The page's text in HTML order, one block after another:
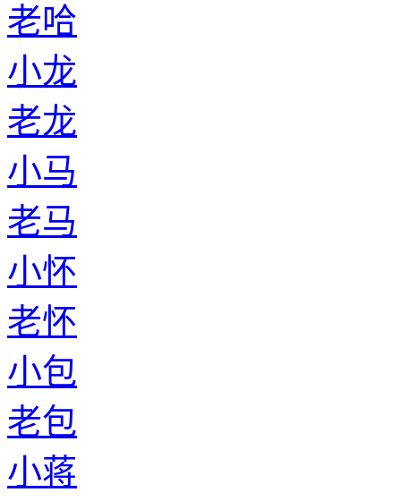
老哈
小龙
老龙
小马
老马
小怀
老怀
小包
老包
小蒋